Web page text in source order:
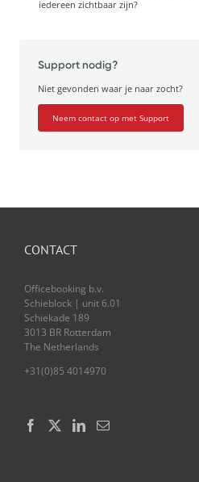
iedereen zichtbaar zijn?
Support nodig?
Niet gevonden waar je naar zocht?
Neem contact op met Support
CONTACT
Officebooking b.v.
Schieblock | unit 6.01
Schiekade 189
3013 BR Rotterdam
The Netherlands
+31(0)85 4014970